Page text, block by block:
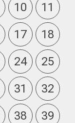
10
11
17
18
24
25
31
32
38
39